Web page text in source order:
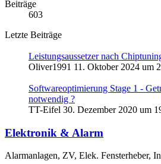
Beiträge
603
Letzte Beiträge
Leistungsaussetzer nach
Oliver1991 11. Oktober 2024 um
Softwareoptimierung Stage 1 -
notwendig ?
TT-Eifel 30. Dezember 2020 um
Elektronik & Alarm
Alarmanlagen, ZV, Elek. Fensterheber,